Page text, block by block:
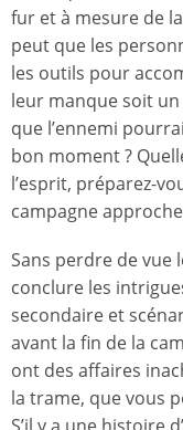
fur et à mesure de
peut que les
les outils pour
leur manque soit
que l’ennemi
bon moment ?
l’esprit, préparez-
campagne
Sans perdre de vue
conclure les
secondaire et
avant la fin de la
ont des affaires
la trame, que vous